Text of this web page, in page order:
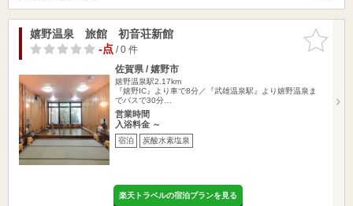
お気に入
りに追加
嬉野温泉 旅館 初音荘新館
-点/ 0 件
佐賀県 / 嬉野市
嬉野温泉駅2.17km
『嬉野IC』より車で8分／『武雄温泉駅』より嬉野温泉ま
でバスで30分…
営業時間
入浴料金 ～
宿泊 炭酸水素塩泉
楽天トラベルの宿泊プランを見る